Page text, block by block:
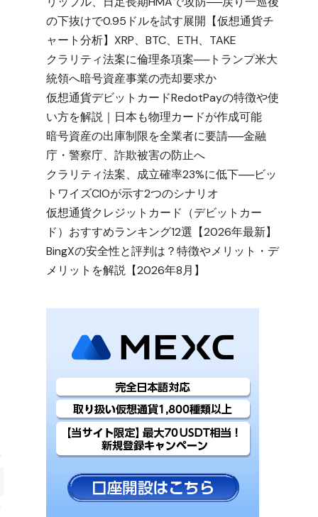
の下抜けで0.95ドルを試す展開【仮想通貨チ
ャート分析】XRP、BTC、ETH、TAKE
クラリティ法案に倫理条項案──トランプ米大
統領へ暗号資産事業の売却要求か
仮想通貨デビットカードRedotPayの特徴や使
い方を解説｜日本も物理カードが作成可能
暗号資産の出庫制限を全業者に要請──金融
庁・警察庁、詐欺被害の防止へ
クラリティ法案、成立確率23%に低下──ビッ
トワイズCIOが示す2つのシナリオ
仮想通貨クレジットカード（デビットカー
ド）おすすめランキング12選【2026年最新】
BingXの安全性と評判は？特徴やメリット・デ
メリットを解説【2026年8月】